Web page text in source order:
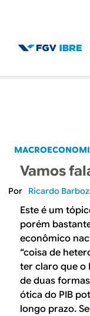
B
g
d
B
R
Vamos
Ricardo
Este é um
porém
econômico
“coisa de
ter claro que o
de duas
ótica do PIB
longo prazo.